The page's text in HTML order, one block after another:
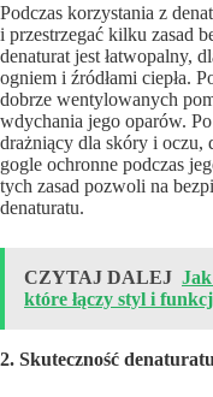
Podczas korzystania z
i przestrzegać kilku zasad
denaturat jest łatwopalny,
ogniem i źródłami ciepła.
dobrze wentylowanych
wdychania jego oparów.
drażniący dla skóry i oczu,
gogle ochronne podczas
tych zasad pozwoli na
denaturatu.
CZYTAJ DALEJ
które łączy styl i
2. Skuteczność